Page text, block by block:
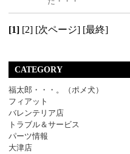
[1] [2] [次ページ] [最終]
CATEGORY
福太郎・・・。（ポメ犬）
フィアット
バレンテリア店
トラブル＆サービス
パーツ情報
大津店